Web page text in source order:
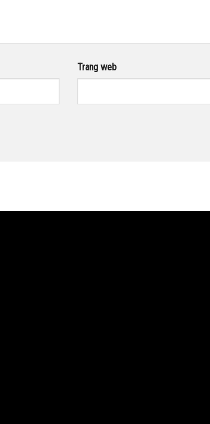
Trang web